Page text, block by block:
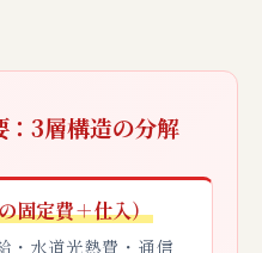
3層構造の分解
固定費＋仕入）
・水道光熱費・通信